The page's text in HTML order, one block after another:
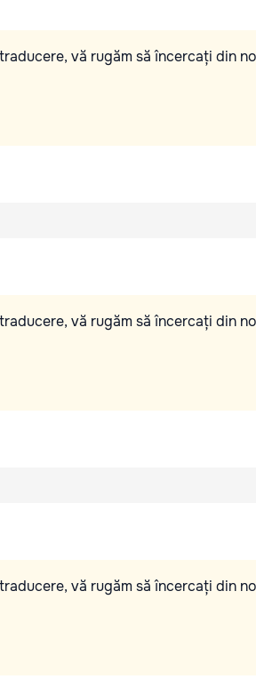
vă rugăm să încercați din
vă rugăm să încercați din
vă rugăm să încercați din